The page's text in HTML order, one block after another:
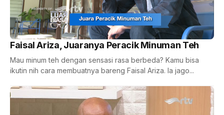
Faisal Ariza, Juaranya Peracik Minuman Teh
Mau minum teh dengan sensasi rasa berbeda? Kamu bisa
ikutin nih cara membuatnya bareng Faisal Ariza. Ia jago...